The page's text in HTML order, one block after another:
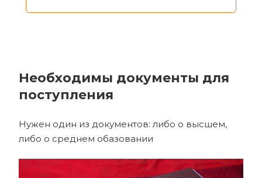
Необходимы документы для
поступления
Нужен один из документов: либо о высшем,
либо о среднем обазовании